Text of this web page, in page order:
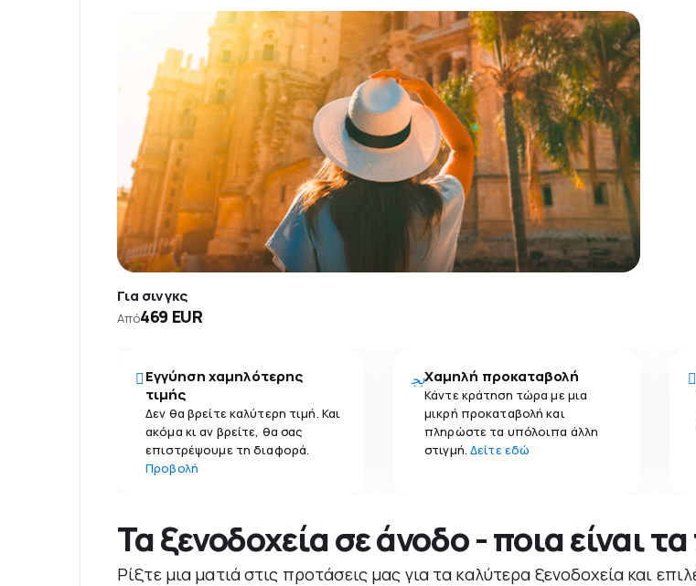
Για σινγκς
Από469 EUR
Εγγύηση χαμηλότερης
τιμής
Δεν θα βρείτε καλύτερη τιμή. Και
ακόμα κι αν βρείτε, θα σας
επιστρέψουμε τη διαφορά.
Προβολή
Χαμηλή προκαταβολή
Κάντε κράτηση τώρα με μια
μικρή προκαταβολή και
πληρώστε τα υπόλοιπα άλλη
στιγμή.Δείτε εδώ
Τα ξενοδοχεία σε άνοδο - ποια είναι
Ρίξτε μια ματιά στις προτάσεις μας για τα καλύτερα ξενοδοχεία και